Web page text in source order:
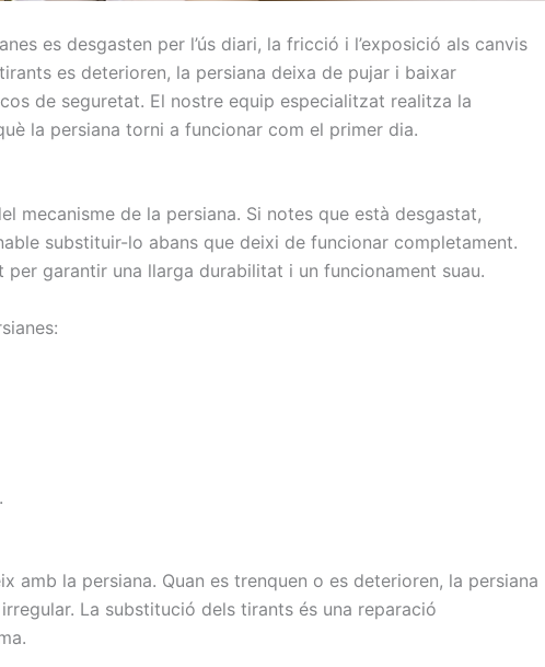
es desgasten per l’ús diari, la fricció i l’exposició als canvis
es deterioren, la persiana deixa de pujar i baixar
de seguretat. El nostre equip especialitzat realitza la
la persiana torni a funcionar com el primer dia.
mecanisme de la persiana. Si notes que està desgastat,
substituir-lo abans que deixi de funcionar completament.
garantir una llarga durabilitat i un funcionament suau.
amb la persiana. Quan es trenquen o es deterioren, la persiana
La substitució dels tirants és una reparació